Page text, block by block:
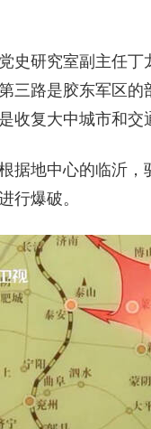
史研究室副主任
三路是胶东军区的
收复大中城市和
据地中心的临沂
行爆破。